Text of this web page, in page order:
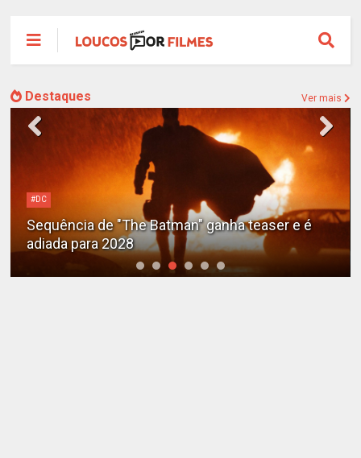
Destaques Ver mais
#DC
Sequência de "The Batman" ganha teaser e é
adiada para 2028